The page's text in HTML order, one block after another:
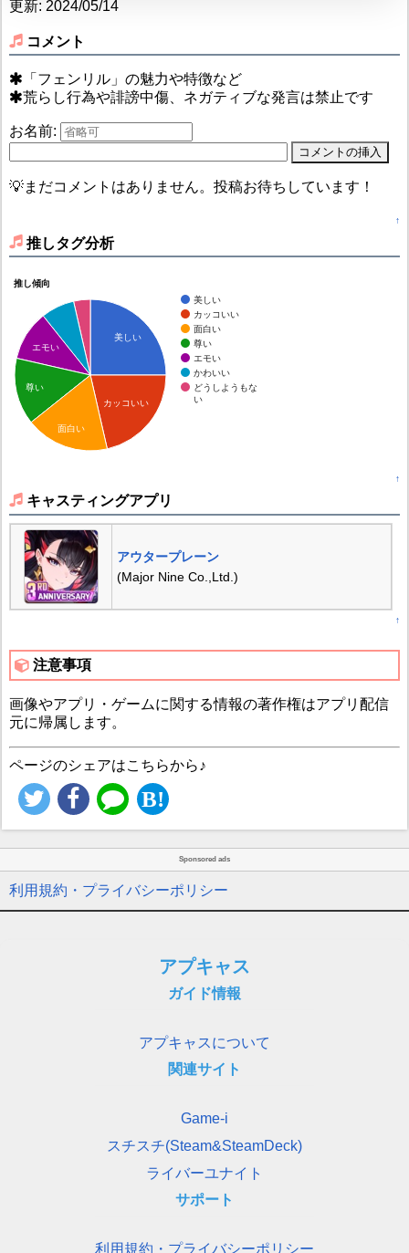
更新: 2024/05/14
コメント
「フェンリル」の魅力や特徴など
荒らし行為や誹謗中傷、ネガティブな発言は禁止です
お名前:
💡まだコメントはありません。投稿お待ちしています！
↑
推しタグ分析
推し傾向
美しい
カッコいい
面白い
尊い
エモい
かわいい
どうしようもな
い
美しい
カッコいい
エモい
尊い
面白い
↑
キャスティングアプリ
アウタープレーン
(Major Nine Co.,Ltd.)
↑
注意事項
画像やアプリ・ゲームに関する情報の著作権はアプリ配信
元に帰属します。
ページのシェアはこちらから♪
Sponsored ads
利用規約・プライバシーポリシー
アプキャス
ガイド情報
アプキャスについて
関連サイト
Game-i
スチスチ(Steam&SteamDeck)
ライバーユナイト
サポート
利用規約・プライバシーポリシー